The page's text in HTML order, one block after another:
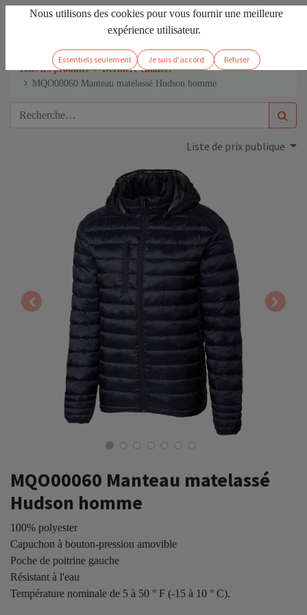
Se connecter FR
Tous les produits
Dernière chance!
MQO00060 Manteau matelassé Hudson homme
Liste de prix publique
MQO00060 Manteau matelassé
Hudson homme
100% polyester
Capuchon à bouton-pression amovible
Poche de poitrine gauche
Résistant à l'eau
Température nominale de 5 à 50 ° F (-15 à 10 ° C).
Nous utilisons des cookies pour vous fournir une meilleure
expérience utilisateur.
Essentiels seulement Je suis d'accord Refuser